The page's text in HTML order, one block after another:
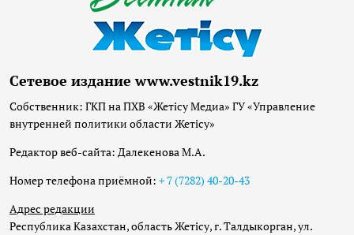
Сетевое издание www.vestnik19.kz
Собственник: ГКП на ПХВ «Жетісу Медиа» ГУ «Управление
внутренней политики области Жетісу»
Редактор веб-сайта: Далекенова М.А.
Номер телефона приёмной: + 7 (7282) 40-20-43
Адрес редакции
Республика Казахстан, область Жетісу, г. Талдыкорган, ул.